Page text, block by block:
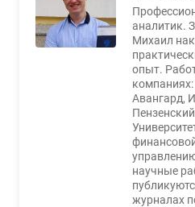
аналитик.
Михаил
опыт.
Авангард,
научные
журналах